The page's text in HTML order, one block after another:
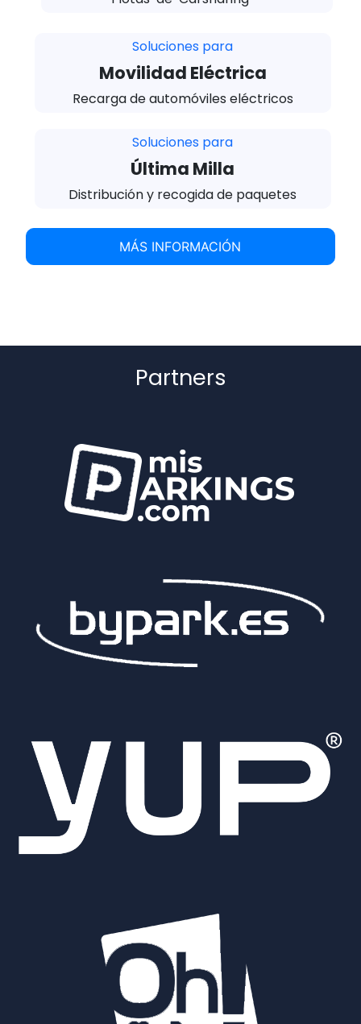
Soluciones para
Movilidad Eléctrica
Recarga de automóviles eléctricos
Soluciones para
Última Milla
Distribución y recogida de paquetes
MÁS INFORMACIÓN
Partners